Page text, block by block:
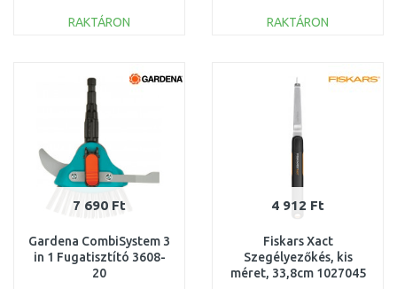
RAKTÁRON
Összehasonlítás
RAKTÁRON
Összehasonlítás
7 690 Ft
Gardena CombiSystem 3
in 1 Fugatisztító 3608-
20
4 912 Ft
Fiskars Xact
Szegélyezőkés, kis
méret, 33,8cm 1027045